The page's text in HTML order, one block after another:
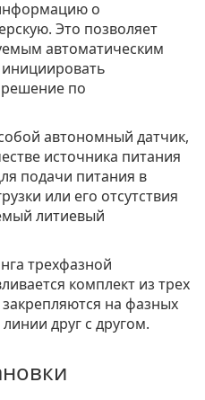
о
Это позволяет
автоматическим
по
автономный датчик,
источника питания
подачи питания в
или его отсутствия
литиевый
трехфазной
комплект из трех
на фазных
друг с другом.